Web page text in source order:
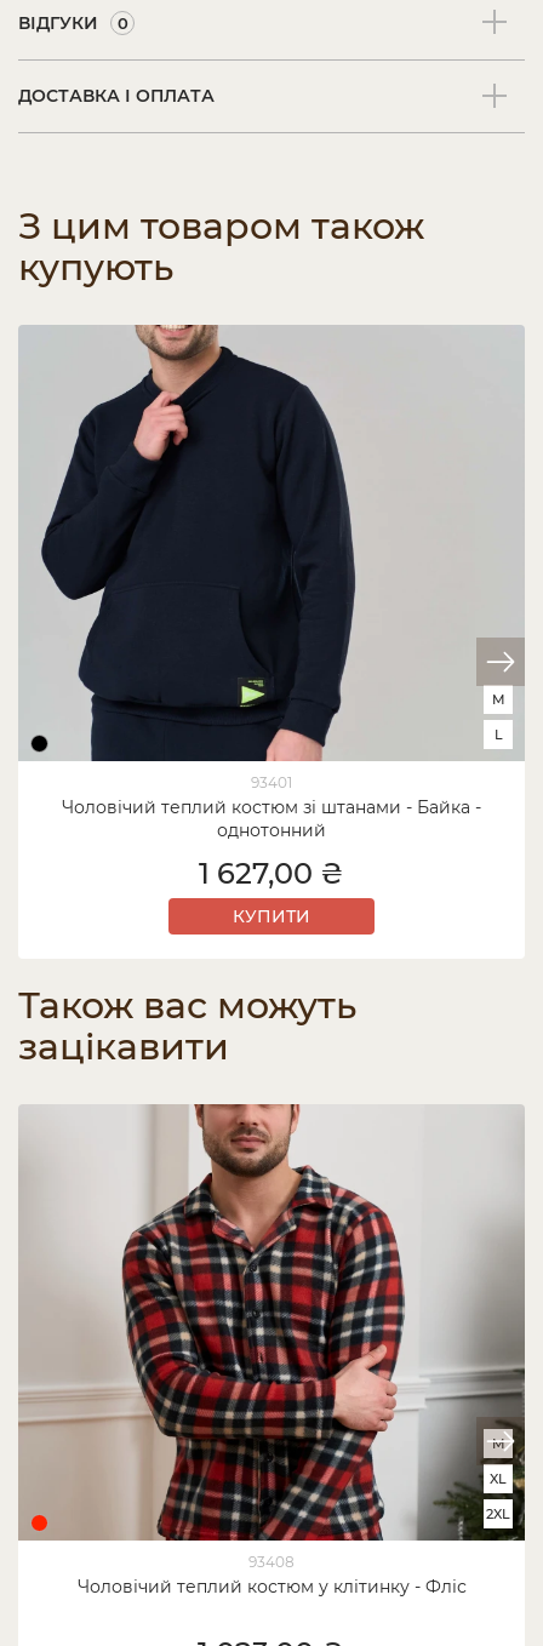
ВІДГУКИ 0
ДОСТАВКА І ОПЛАТА
З цим товаром також
купують
93401
Чоловічий теплий костюм зі штанами - Байка -
однотонний
M
L
1 627,00 ₴
КУПИТИ
Також вас можуть
зацікавити
93408
Чоловічий теплий костюм у клітинку - Фліс
M
XL
2XL